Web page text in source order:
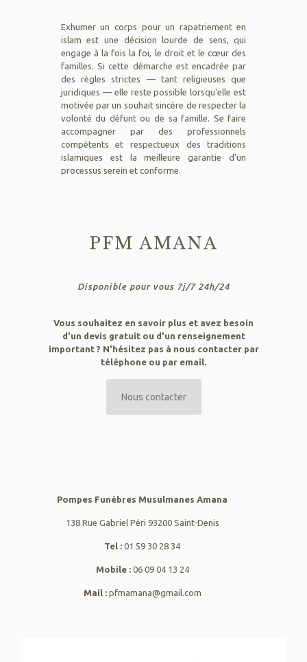
Exhumer un corps pour un rapatriement en
islam est une décision lourde de sens, qui
engage à la fois la foi, le droit et le cœur des
familles. Si cette démarche est encadrée par
des règles strictes — tant religieuses que
juridiques — elle reste possible lorsqu'elle est
motivée par un souhait sincère de respecter la
volonté du défunt ou de sa famille. Se faire
accompagner par des professionnels
compétents et respectueux des traditions
islamiques est la meilleure garantie d'un
processus serein et conforme.
PFM AMANA
Disponible pour vous 7j/7 24h/24
Vous souhaitez en savoir plus et avez besoin
d'un devis gratuit ou d'un renseignement
important ? N'hésitez pas à nous contacter par
téléphone ou par email.
Nous contacter
Pompes Funèbres Musulmanes Amana
138 Rue Gabriel Péri 93200 Saint-Denis
Tel : 01 59 30 28 34
Mobile :06 09 04 13 24
Mail : pfmamana@gmail.com